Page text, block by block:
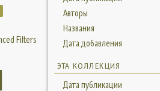
Filters
Авторы
Названия
Дата добавления
ЭТА КОЛЛЕКЦИЯ
Дата публикации